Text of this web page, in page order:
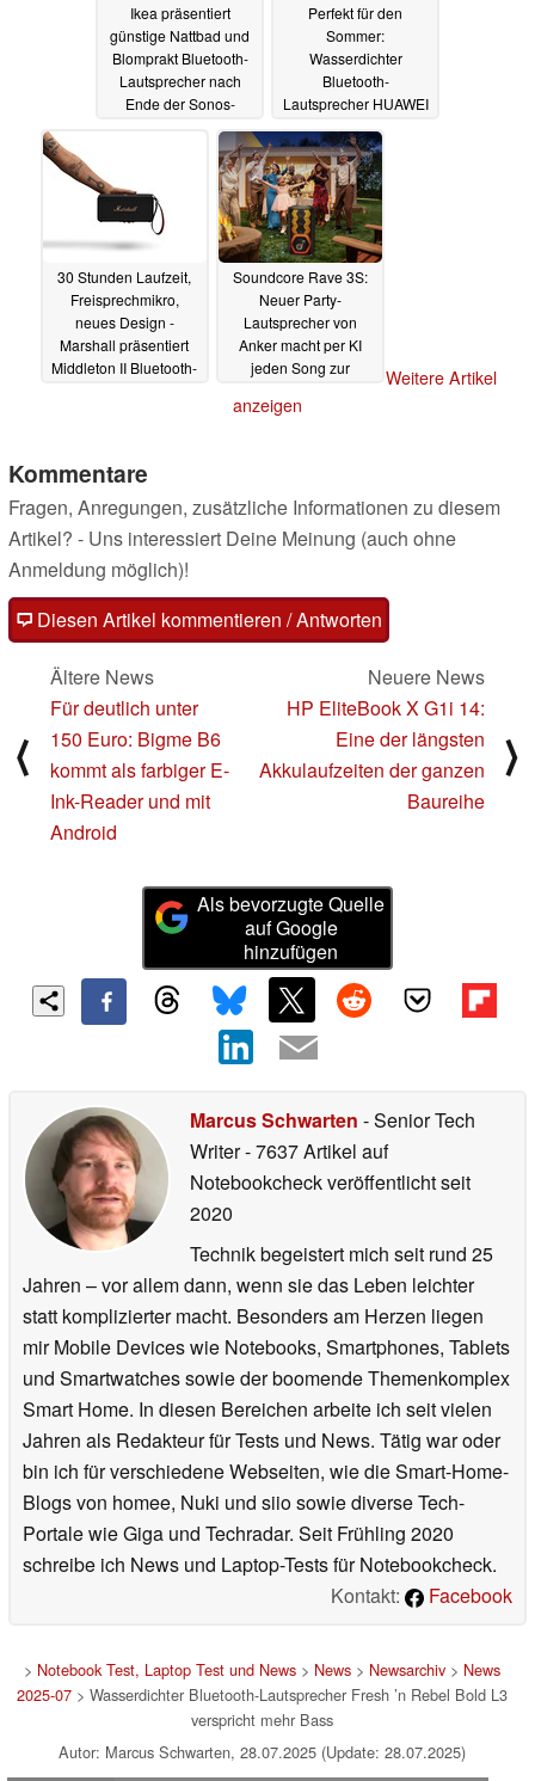
Ikea präsentiert
günstige Nattbad und
Blomprakt Bluetooth-
Lautsprecher nach
Ende der Sonos-
09.07.2025
Perfekt für den
Sommer:
Wasserdichter
Bluetooth-
Lautsprecher HUAWEI
Euro (Ad)07.07.2025
30 Stunden Laufzeit,
Freisprechmikro,
neues Design -
Marshall präsentiert
Middleton II Bluetooth-
Soundcore Rave 3S:
Neuer Party-
Lautsprecher von
Anker macht per KI
jeden Song zur
24.06.2025
Weitere Artikel
anzeigen
Kommentare
Fragen, Anregungen, zusätzliche Informationen zu diesem
Artikel? - Uns interessiert Deine Meinung (auch ohne
Anmeldung möglich)!
Diesen Artikel kommentieren / Antworten
⟨
Ältere News
Für deutlich unter
150 Euro: Bigme B6
kommt als farbiger E-
Ink-Reader und mit
Android
Neuere News
HP EliteBook X G1i 14:
Eine der längsten
Akkulaufzeiten der ganzen
Baureihe
⟩
Als bevorzugte Quelle
auf Google
hinzufügen
Marcus Schwarten - Senior Tech
Writer- 7637 Artikel auf
Notebookcheck veröffentlichtseit
2020
Technik begeistert mich seit rund 25
Jahren – vor allem dann, wenn sie das Leben leichter
statt komplizierter macht. Besonders am Herzen liegen
mir Mobile Devices wie Notebooks, Smartphones, Tablets
und Smartwatches sowie der boomende Themenkomplex
Smart Home. In diesen Bereichen arbeite ich seit vielen
Jahren als Redakteur für Tests und News. Tätig war oder
bin ich für verschiedene Webseiten, wie die Smart-Home-
Blogs von homee, Nuki und siio sowie diverse Tech-
Portale wie Giga und Techradar. Seit Frühling 2020
schreibe ich News und Laptop-Tests für Notebookcheck.
Kontakt:
Facebook
> Notebook Test, Laptop Test und News> News> Newsarchiv> News
2025-07> Wasserdichter Bluetooth-Lautsprecher Fresh ’n Rebel Bold L3
verspricht mehr Bass
Autor: Marcus Schwarten, 28.07.2025 (Update: 28.07.2025)